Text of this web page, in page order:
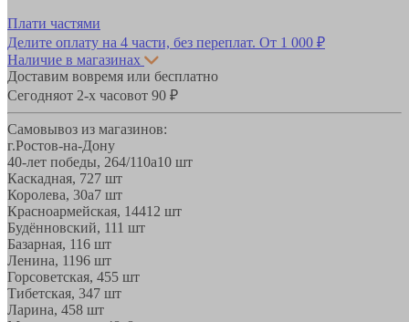
Плати частями
Делите оплату на 4 части, без переплат. От 1 000 ₽
Наличие в магазинах
Доставим вовремя или бесплатно
Сегодняот 2-х часовот 90 ₽
Самовывоз из магазинов:
г.Ростов-на-Дону
40-лет победы, 264/110а10 шт
Каскадная, 727 шт
Королева, 30а7 шт
Красноармейская, 14412 шт
Будённовский, 111 шт
Базарная, 116 шт
Ленина, 1196 шт
Горсоветская, 455 шт
Тибетская, 347 шт
Ларина, 458 шт